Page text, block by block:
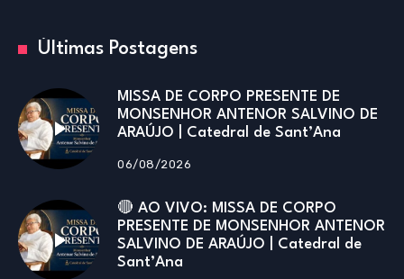
Últimas Postagens
MISSA DE CORPO PRESENTE DE
MONSENHOR ANTENOR SALVINO DE
ARAÚJO | Catedral de Sant’Ana
06/08/2026
🔴 AO VIVO: MISSA DE CORPO
PRESENTE DE MONSENHOR ANTENOR
SALVINO DE ARAÚJO | Catedral de
Sant’Ana